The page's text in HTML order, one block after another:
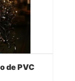
de PVC